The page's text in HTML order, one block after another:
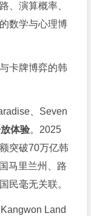
、演算概率、
数学与心理博
卡牌博弈的韩
、Seven
体验。2025
突破70万亿韩
马里兰州、路
民毫无关联。
Land